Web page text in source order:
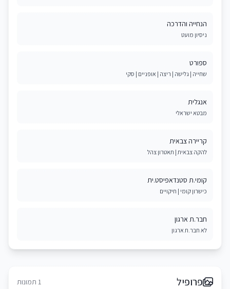
הנחייה והדרכה
ניסיון מועט
ספורט
שחייה | גלישה | ריצה | אופניים | סקי
אנגלית
מבטא ישראלי
קריירה צבאית
להקה צבאית | תאטרון צהל
קומי.ת סטנדאפיסט.ית
כישרון קומי | חיקויים
חבר.ת ארגון
לא חבר.ת ארגון
פרופיל 1 תמונות